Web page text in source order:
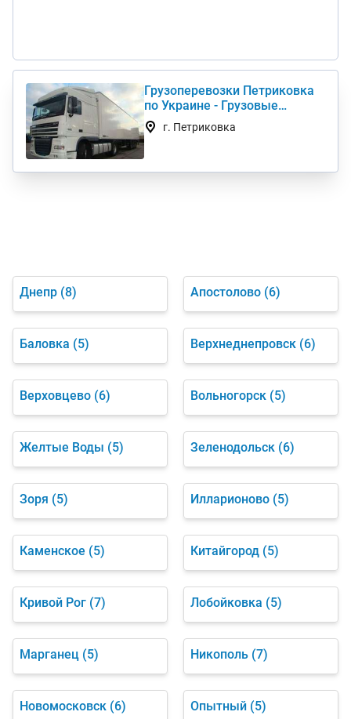
Грузоперевозки Петриковка
по Украине - Грузовые
автоперевозки дешево
г. Петриковка
Днепр (8) Апостолово (6)
Баловка (5) Верхнеднепровск (6)
Верховцево (6) Вольногорск (5)
Желтые Воды (5) Зеленодольск (6)
Зоря (5) Илларионово (5)
Каменское (5) Китайгород (5)
Кривой Рог (7) Лобойковка (5)
Марганец (5) Никополь (7)
Новомосковск (6) Опытный (5)